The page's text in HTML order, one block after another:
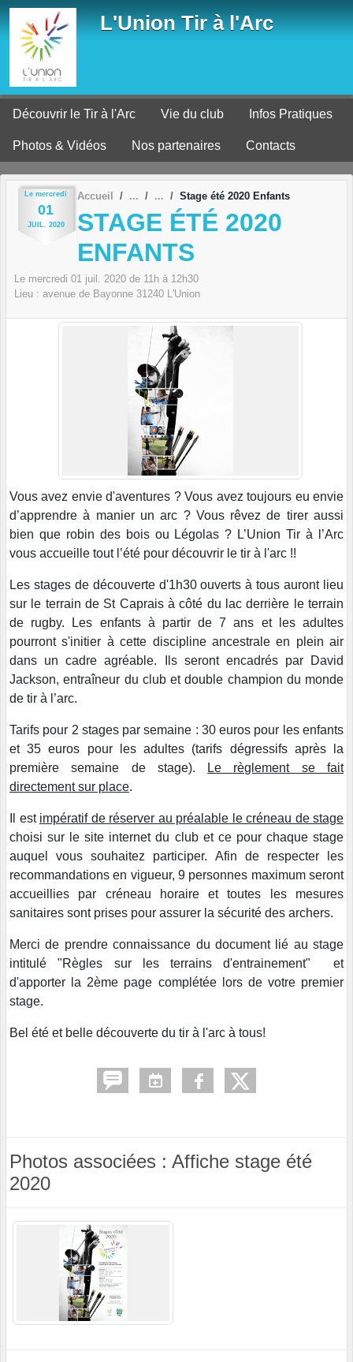
L'Union Tir à l'Arc
Découvrir le Tir à l'Arc Vie du club Infos Pratiques
Photos & Vidéos Nos partenaires Contacts
Le mercredi
01
JUIL. 2020
Accueil Stage été 2020 Enfants
STAGE ÉTÉ 2020
ENFANTS
Le mercredi 01 juil. 2020 de 11h à 12h30
Lieu : avenue de Bayonne 31240 L'Union
Vous avez envie d'aventures ? Vous avez toujours eu envie
d’apprendre à manier un arc ? Vous rêvez de tirer aussi
bien que robin des bois ou Légolas ? L’Union Tir à l’Arc
vous accueille tout l’été pour découvrir le tir à l'arc !!
Les stages de découverte d'1h30 ouverts à tous auront lieu
sur le terrain de St Caprais à côté du lac derrière le terrain
de rugby. Les enfants à partir de 7 ans et les adultes
pourront s'initier à cette discipline ancestrale en plein air
dans un cadre agréable. Ils seront encadrés par David
Jackson, entraîneur du club et double champion du monde
de tir à l’arc.
Tarifs pour 2 stages par semaine : 30 euros pour les enfants
et 35 euros pour les adultes (tarifs dégressifs après la
première semaine de stage).
Le règlement se fait
directement sur place.
Il est impératif de réserver au préalable le créneau de stage
choisi sur le site internet du club et ce pour chaque stage
auquel vous souhaitez participer. Afin de respecter les
recommandations en vigueur, 9 personnes maximum seront
accueillies par créneau horaire et toutes les mesures
sanitaires sont prises pour assurer la sécurité des archers.
Merci de prendre connaissance du document lié au stage
intitulé "Règles sur les terrains d'entrainement" et
d'apporter la 2ème page complétée lors de votre premier
stage.
Bel été et belle découverte du tir à l'arc à tous!
Photos associées : Affiche stage été
2020
Panneau de gestion des cookies